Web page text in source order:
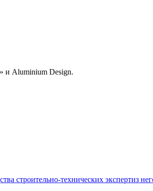
и Aluminium Design.
строительно-технических экспертиз